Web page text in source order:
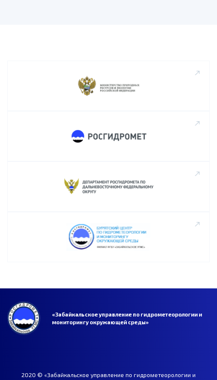
«Забайкальское управление по гидрометеорологии и
мониторингу окружающей среды»
2020 © «Забайкальское управление по гидрометеорологии и